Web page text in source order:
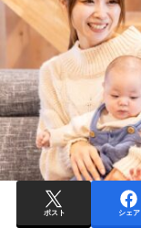
ポスト シェア